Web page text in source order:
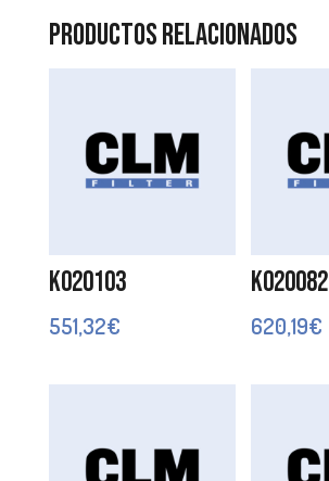
Productos relacionados
K020103
551,32€
K020082
620,19€